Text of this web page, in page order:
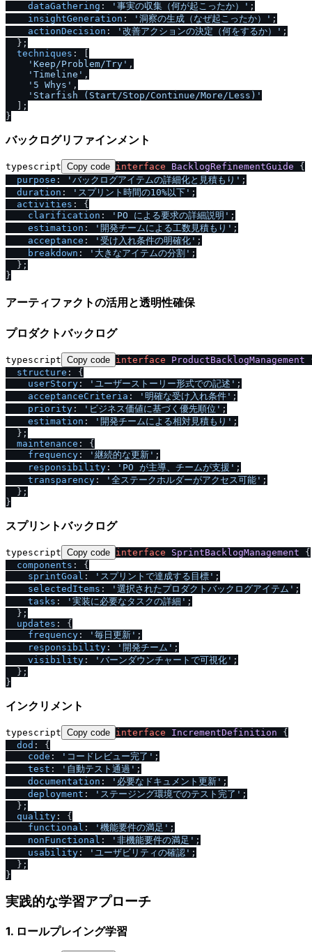
dataGathering : '事実の収集（何が起こったか）' ;
insightGeneration : '洞察の生成（なぜ起こったか）' ;
actionDecision : '改善アクションの決定（何をするか）' ;
  };
techniques : [
'Keep/Problem/Try' ,
'Timeline' ,
'5 Whys' ,
'Starfish (Start/Stop/Continue/More/Less)'
  ];
バックログリファインメント
typescript Copy code interface BacklogRefinementGuide {
purpose : 'バックログアイテムの詳細化と見積もり' ;
duration : 'スプリント時間の10%以下' ;
activities : {
clarification : 'PO による要求の詳細説明' ;
estimation : '開発チームによる工数見積もり' ;
acceptance : '受け入れ条件の明確化' ;
breakdown : '大きなアイテムの分割' ;
  };
アーティファクトの活用と透明性確保
プロダクトバックログ
typescript Copy code interface ProductBacklogManagement
structure : {
userStory : 'ユーザーストーリー形式での記述' ;
acceptanceCriteria : '明確な受け入れ条件' ;
priority : 'ビジネス価値に基づく優先順位' ;
estimation : '開発チームによる相対見積もり' ;
  };
maintenance : {
frequency : '継続的な更新' ;
responsibility : 'PO が主導、チームが支援' ;
transparency : '全ステークホルダーがアクセス可能' ;
  };
スプリントバックログ
typescript Copy code interface SprintBacklogManagement {
components : {
sprintGoal : 'スプリントで達成する目標' ;
selectedItems : '選択されたプロダクトバックログアイテム' ;
tasks : '実装に必要なタスクの詳細' ;
  };
updates : {
frequency : '毎日更新' ;
responsibility : '開発チーム' ;
visibility : 'バーンダウンチャートで可視化' ;
  };
インクリメント
typescript Copy code interface IncrementDefinition {
dod : {
code : 'コードレビュー完了' ;
test : '自動テスト通過' ;
documentation : '必要なドキュメント更新' ;
deployment : 'ステージング環境でのテスト完了' ;
  };
quality : {
functional : '機能要件の満足' ;
nonFunctional : '非機能要件の満足' ;
usability : 'ユーザビリティの確認' ;
  };
実践的な学習アプローチ
1. ロールプレイング学習